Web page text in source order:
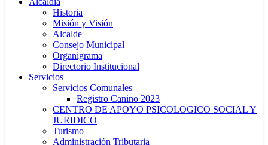
Historia
Misión y Visión
Alcalde
Consejo Municipal
Organigrama
Directorio Institucional
Servicios
Servicios Comunales
Registro Canino 2023
CENTRO DE APOYO PSICOLOGICO SOCIAL Y
JURIDICO
Turismo
Administración Tributaria